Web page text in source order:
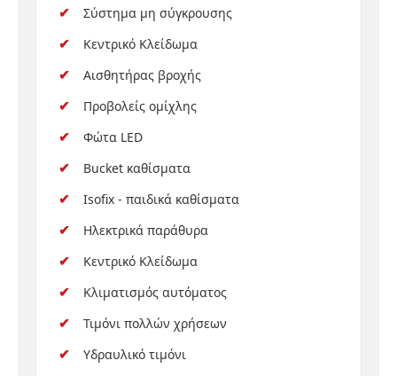
Σύστημα μη σύγκρουσης
Κεντρικό Κλείδωμα
Αισθητήρας βροχής
Προβολείς ομίχλης
Φώτα LED
Bucket καθίσματα
Isofix - παιδικά καθίσματα
Ηλεκτρικά παράθυρα
Κεντρικό Κλείδωμα
Κλιματισμός αυτόματος
Τιμόνι πολλών χρήσεων
Υδραυλικό τιμόνι